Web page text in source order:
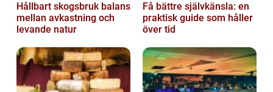
Hållbart skogsbruk balans
mellan avkastning och
levande natur
Få bättre självkänsla: en
praktisk guide som håller
över tid